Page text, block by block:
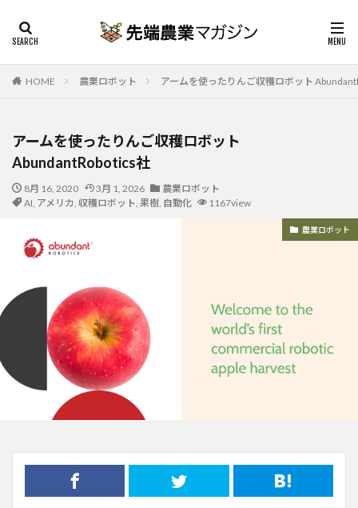
HOME 農業ロボット アームを使ったりんご収穫ロボット
アームを使ったりんご収穫ロボット
AbundantRobotics社
8月 16, 2020 3月 1, 2026
農業ロボット
AI, アメリカ, 収穫ロボット, 果樹, 自動化 1167view
農業ロボット